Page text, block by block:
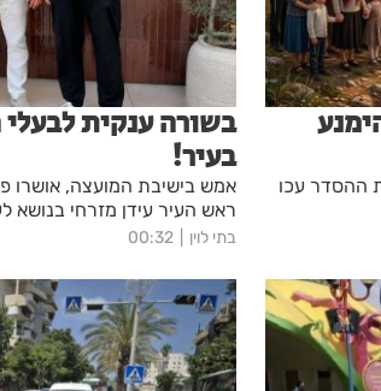
ההסדר עכו
בשורה ענקית
בעיר!
אמש בישיבת המועצה, אושרו
ראש העיר עידן מזרחי בנושא לעזרה לעסקים המקומיים
בתי לוין 00:32